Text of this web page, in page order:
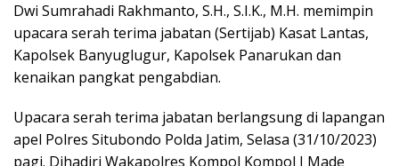
Dwi Sumrahadi Rakhmanto, S.H., S.I.K., M.H. memimpin
upacara serah terima jabatan (Sertijab) Kasat Lantas,
Kapolsek Banyuglugur, Kapolsek Panarukan dan
kenaikan pangkat pengabdian.
Upacara serah terima jabatan berlangsung di lapangan
apel Polres Situbondo Polda Jatim, Selasa (31/10/2023)
pagi. Dihadiri Wakapolres Kompol Kompol I Made